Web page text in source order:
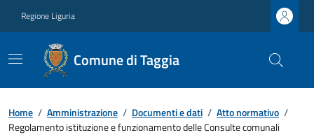
Regione Liguria
Comune di Taggia
Home / Amministrazione / Documenti e dati / Atto normativo /
Regolamento istituzione e funzionamento delle Consulte comunali